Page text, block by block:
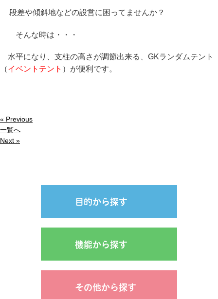
段差や傾斜地などの設営に困ってませんか？
そんな時は・・・
水平になり、支柱の高さが調節出来る、GKランダムテント
（イベントテント ）が便利です。
« Previous
一覧へ
Next »
目的から探す
機能から探す
その他から探す